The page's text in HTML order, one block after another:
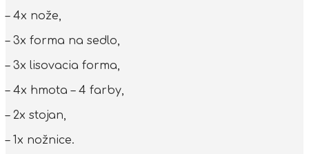
– 4x nože,
– 3x forma na sedlo,
– 3x lisovacia forma,
– 4x hmota – 4 farby,
– 2x stojan,
– 1x nožnice.